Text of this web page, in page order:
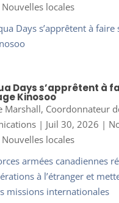
Nouvelles locales
Days s’apprêtent à
Kinosoo
Marshall, Coordonnateur
| Juil 30, 2026 |
Nouvelles locales